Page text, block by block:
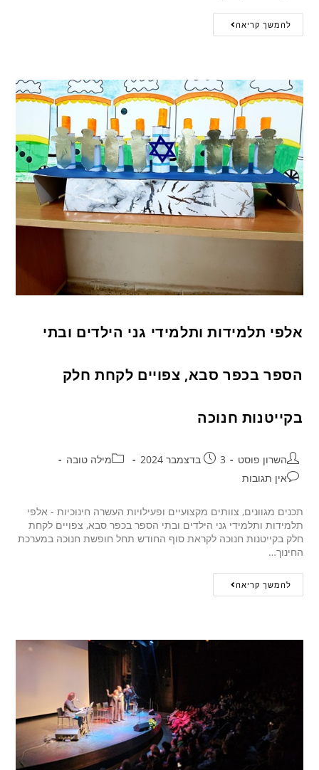
להמשך קריאה
אלפי תלמידות ותלמידי גני הילדים ובתי
הספר בכפר סבא, צפויים לקחת חלק
בקייטנות חנוכה
השרון פוסט 3 בדצמבר 2024
מילה טובה
אין תגובות
תכנים מגוונים, צוותים מקצועיים ופעילויות העשרה חינוכיות - אלפי
תלמידות ותלמידי גני הילדים ובתי הספר בכפר סבא, צפויים לקחת
חלק בקייטנות חנוכה לקראת סוף החודש תחל חופשת חנוכה במערכת
החינוך…
להמשך קריאה